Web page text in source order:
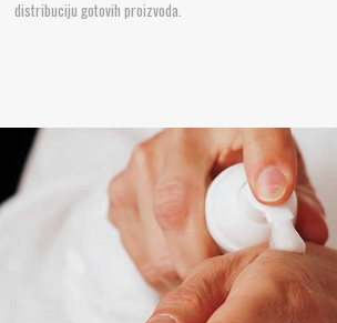
Smernice u ISO 22716:2007 nisu primenjive na
distribuciju gotovih proizvoda.